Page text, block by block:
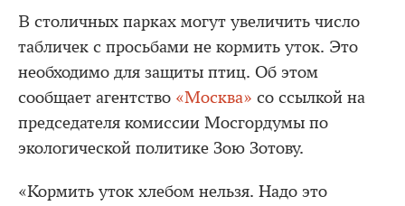
В столичных парках могут увеличить число
табличек с просьбами не кормить уток. Это
необходимо для защиты птиц. Об этом
сообщает агентство «Москва» со ссылкой на
председателя комиссии Мосгордумы по
экологической политике Зою Зотову.
«Кормить уток хлебом нельзя. Надо это